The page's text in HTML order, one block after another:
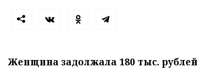
Женщина задолжала 180 тыс. рублей